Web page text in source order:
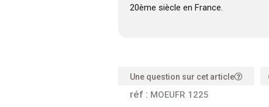
20ème siècle en France.
Une question sur cet article
réf : MOEUFR 1225